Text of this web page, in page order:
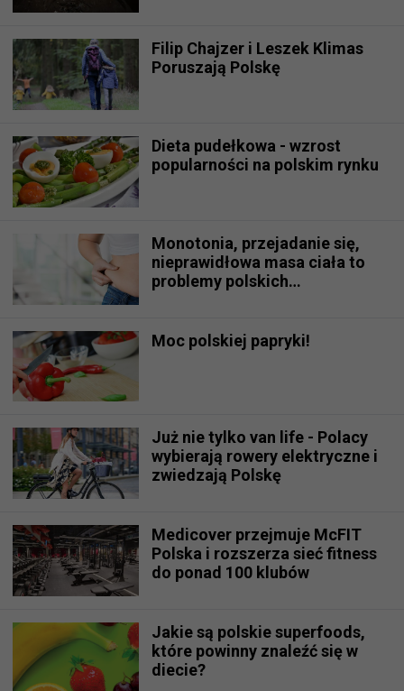
Filip Chajzer i Leszek Klimas
Poruszają Polskę
Dieta pudełkowa - wzrost
popularności na polskim rynku
Monotonia, przejadanie się,
nieprawidłowa masa ciała to
problemy polskich
Moc polskiej papryki!
Już nie tylko van life - Polacy
wybierają rowery elektryczne i
zwiedzają Polskę
Medicover przejmuje McFIT
Polska i rozszerza sieć fitness
do ponad 100 klubów
Jakie są polskie superfoods,
które powinny znaleźć się w
diecie?